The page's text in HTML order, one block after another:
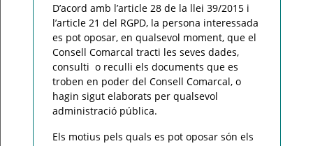
D’acord amb l’article 28 de la llei 39/2015 i
l’article 21 del RGPD, la persona interessada
es pot oposar, en qualsevol moment, que el
Consell Comarcal tracti les seves dades,
consulti o reculli els documents que es
troben en poder del Consell Comarcal, o
hagin sigut elaborats per qualsevol
administració pública.
Els motius pels quals es pot oposar són els